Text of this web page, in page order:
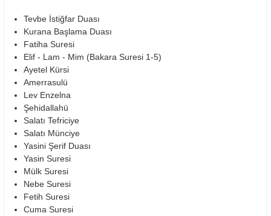
Tevbe İstiğfar Duası
Kurana Başlama Duası
Fatiha Suresi
Elif - Lam - Mim (Bakara Suresi 1-5)
Ayetel Kürsi
Amerrasulü
Lev Enzelna
Şehidallahü
Salatı Tefriciye
Salatı Münciye
Yasini Şerif Duası
Yasin Suresi
Mülk Suresi
Nebe Suresi
Fetih Suresi
Cuma Suresi